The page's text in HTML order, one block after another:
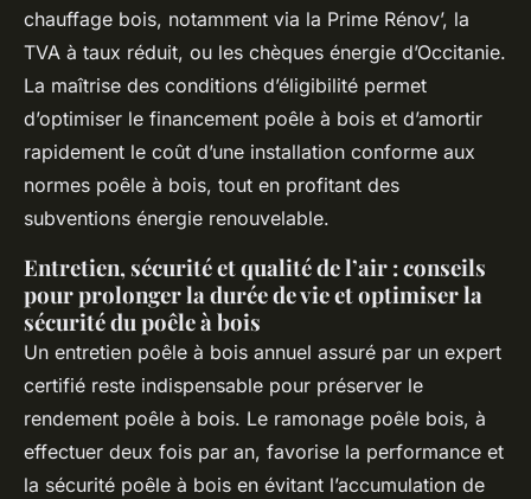
chauffage bois, notamment via la Prime Rénov’, la
TVA à taux réduit, ou les chèques énergie d’Occitanie.
La maîtrise des conditions d’éligibilité permet
d’optimiser le financement poêle à bois et d’amortir
rapidement le coût d’une installation conforme aux
normes poêle à bois, tout en profitant des
subventions énergie renouvelable.
Entretien, sécurité et qualité de l’air : conseils
pour prolonger la durée de vie et optimiser la
sécurité du poêle à bois
Un entretien poêle à bois annuel assuré par un expert
certifié reste indispensable pour préserver le
rendement poêle à bois. Le ramonage poêle bois, à
effectuer deux fois par an, favorise la performance et
la sécurité poêle à bois en évitant l’accumulation de